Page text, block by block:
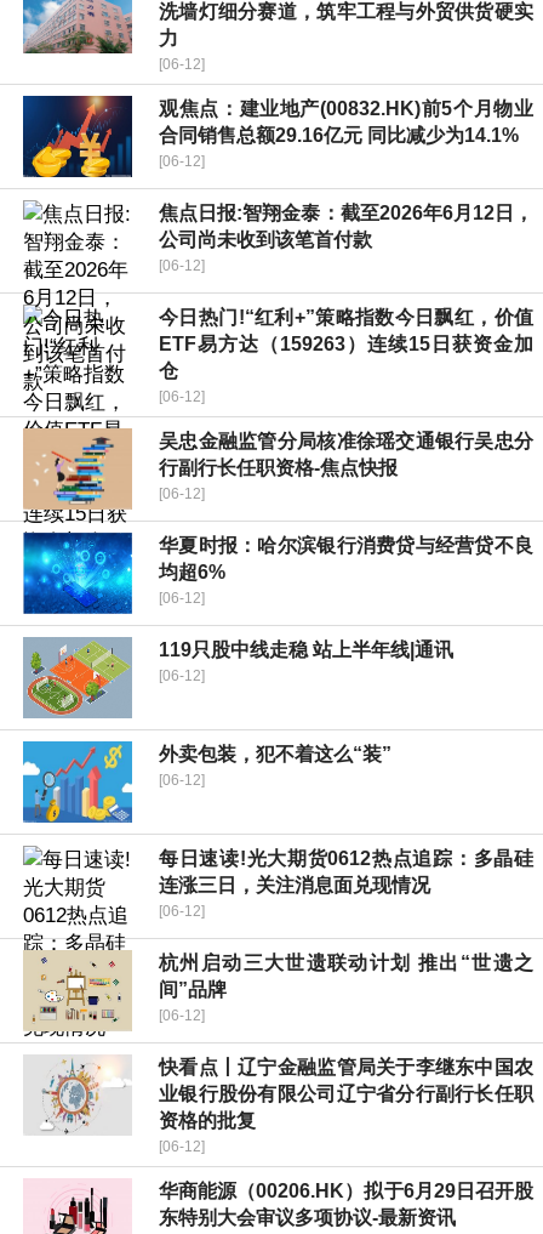
洗墙灯细分赛道，筑牢工程与外贸供货硬实
力
[06-12]
观焦点：建业地产(00832.HK)前5个月物业
合同销售总额29.16亿元 同比减少为14.1%
[06-12]
焦点日报:智翔金泰：截至2026年6月12日，
公司尚未收到该笔首付款
[06-12]
今日热门!“红利+”策略指数今日飘红，价值
ETF易方达（159263）连续15日获资金加
仓
[06-12]
吴忠金融监管分局核准徐瑶交通银行吴忠分
行副行长任职资格-焦点快报
[06-12]
华夏时报：哈尔滨银行消费贷与经营贷不良
均超6%
[06-12]
119只股中线走稳 站上半年线|通讯
[06-12]
外卖包装，犯不着这么“装”
[06-12]
每日速读!光大期货0612热点追踪：多晶硅
连涨三日，关注消息面兑现情况
[06-12]
杭州启动三大世遗联动计划 推出“世遗之
间”品牌
[06-12]
快看点丨辽宁金融监管局关于李继东中国农
业银行股份有限公司辽宁省分行副行长任职
资格的批复
[06-12]
华商能源（00206.HK）拟于6月29日召开股
东特别大会审议多项协议-最新资讯